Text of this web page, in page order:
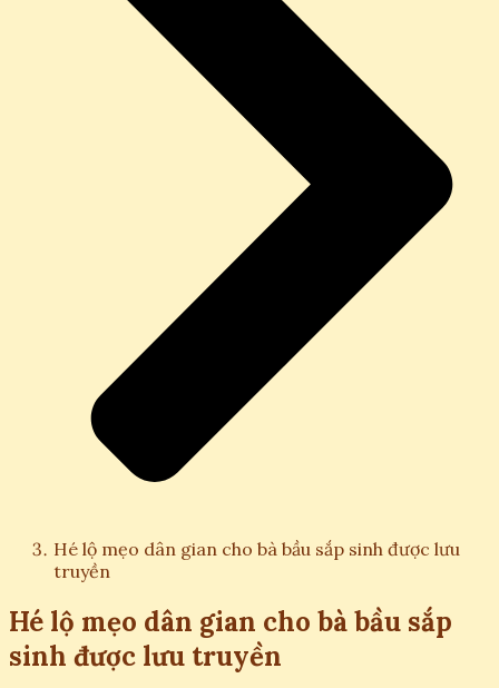
Hé lộ mẹo dân gian cho bà bầu sắp sinh được lưu
truyền
Hé lộ mẹo dân gian cho bà bầu sắp
sinh được lưu truyền